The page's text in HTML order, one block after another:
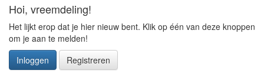
Hoi, vreemdeling!
Het lijkt erop dat je hier nieuw bent. Klik op één van deze knoppen
om je aan te melden!
Inloggen
Registreren